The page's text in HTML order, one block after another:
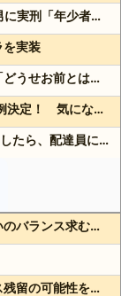
妻子を隠して未成年と交際…福岡地裁が26歳男に実刑「年少者の未熟さにつけ込んだ」
を実装
声オタ「あの声優彼氏バレしやがって」 敵「どうせお前とは付き合えないのにｗ」←これ
「VIVANT」第9話前 超異例編成229分異例決定！ 気になる「裏の裏」黒須（松坂桃李）飛び交う考察
ダブルヒガシの東がUber Eatsでお寿司を注文したら、配達員に全て食べられる!?
by livedoor 相互RSS
【スパロボ】インパクトやアルファ外伝くらいのバランス求む！！ → インパクトも最終的にはコアブースターで雑魚は一撃で倒せてたけどね
フランス人「欲張りすぎだ」中村敬斗、ランス残留の可能性を会長が示唆！移籍金が交渉の壁に..現地サポの本音がこれ！【海外の反応】